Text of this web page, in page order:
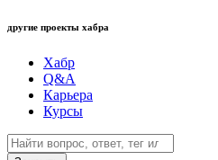
другие проекты хабра
Хабр
Q&A
Карьера
Курсы